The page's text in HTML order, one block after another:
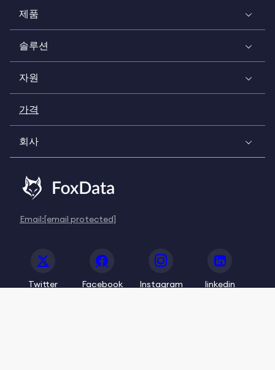
제품
솔루션
자원
가격
회사
Email:[email protected]
Twitter Facebook Instagram linkedin